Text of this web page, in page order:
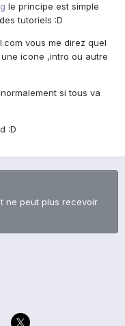
le principe est simple
tutoriels :D
vous me direz quel
icone ,intro ou autre
si tous va
:D
ne peut plus recevoir